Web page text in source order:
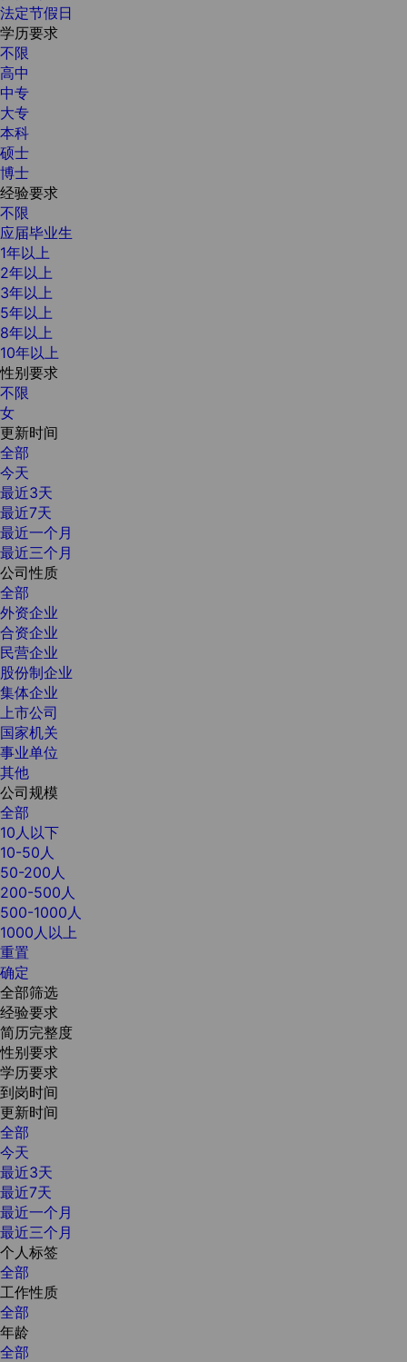
法定节假日
学历要求
不限
高中
中专
大专
本科
硕士
博士
经验要求
不限
应届毕业生
1年以上
2年以上
3年以上
5年以上
8年以上
10年以上
性别要求
不限
女
更新时间
全部
今天
最近3天
最近7天
最近一个月
最近三个月
公司性质
全部
外资企业
合资企业
民营企业
股份制企业
集体企业
上市公司
国家机关
事业单位
其他
公司规模
全部
10人以下
10-50人
50-200人
200-500人
500-1000人
1000人以上
重置
确定
全部筛选
经验要求
简历完整度
性别要求
学历要求
到岗时间
更新时间
全部
今天
最近3天
最近7天
最近一个月
最近三个月
个人标签
全部
工作性质
全部
年龄
全部